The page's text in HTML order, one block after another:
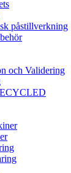
påstillverkning
och Validering